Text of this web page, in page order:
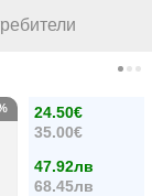
24.50€
35.00€
47.92лв
68.45лв